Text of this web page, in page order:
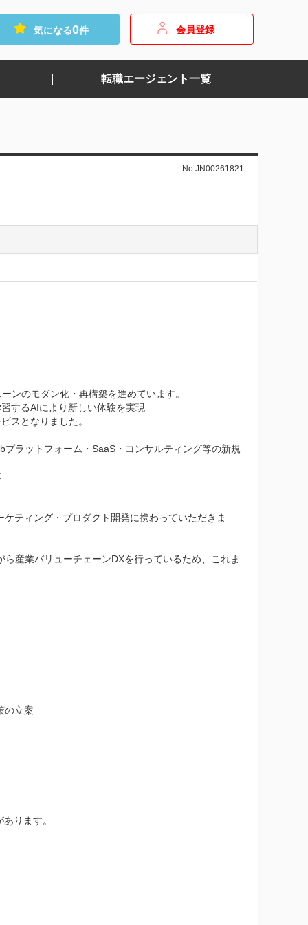
気になる0件 会員登録
転職エージェント一覧
No.JN00261821
ンのモダン化・再構築を進めています。
するAIにより新しい体験を実現
スとなりました。
ラットフォーム・SaaS・コンサルティング等の新規
ティング・プロダクト開発に携わっていただきま
産業バリューチェーンDXを行っているため、これま
の立案
ります。